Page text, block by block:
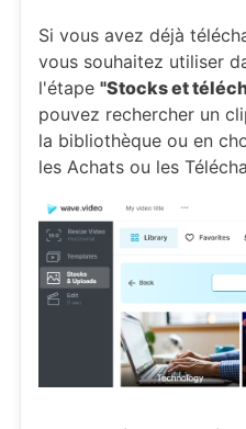
Si vous avez déjà
vous souhaitez utiliser
l'étape "Stocks et
pouvez rechercher un
la bibliothèque ou en
les Achats ou les